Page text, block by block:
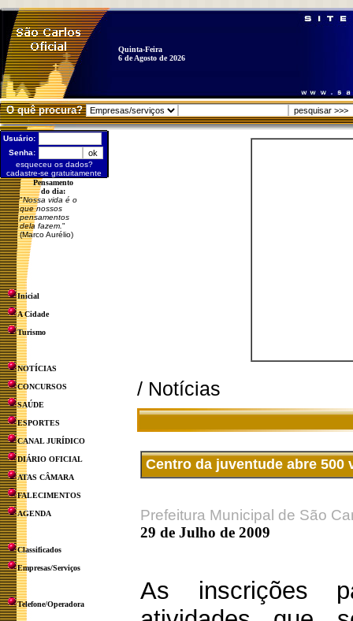
Quinta-Feira
6 de Agosto de 2026
O quê procura?
Usuário:
Senha:
esqueceu os dados?
cadastre-se gratuitamente
Pensamento
do dia:
"Nossa vida é o
que nossos
pensamentos
dela fazem. "
(Marco Aurélio)
Inicial
A Cidade
Turismo
NOTÍCIAS
CONCURSOS
SAÚDE
ESPORTES
CANAL JURÍDICO
DIÁRIO OFICIAL
ATAS CÂMARA
FALECIMENTOS
AGENDA
Classificados
Empresas/Serviços
Telefone/Operadora
/ Notícias
Centro da juventude abre 500
Prefeitura Municipal de São
29 de Julho de 2009
As inscrições